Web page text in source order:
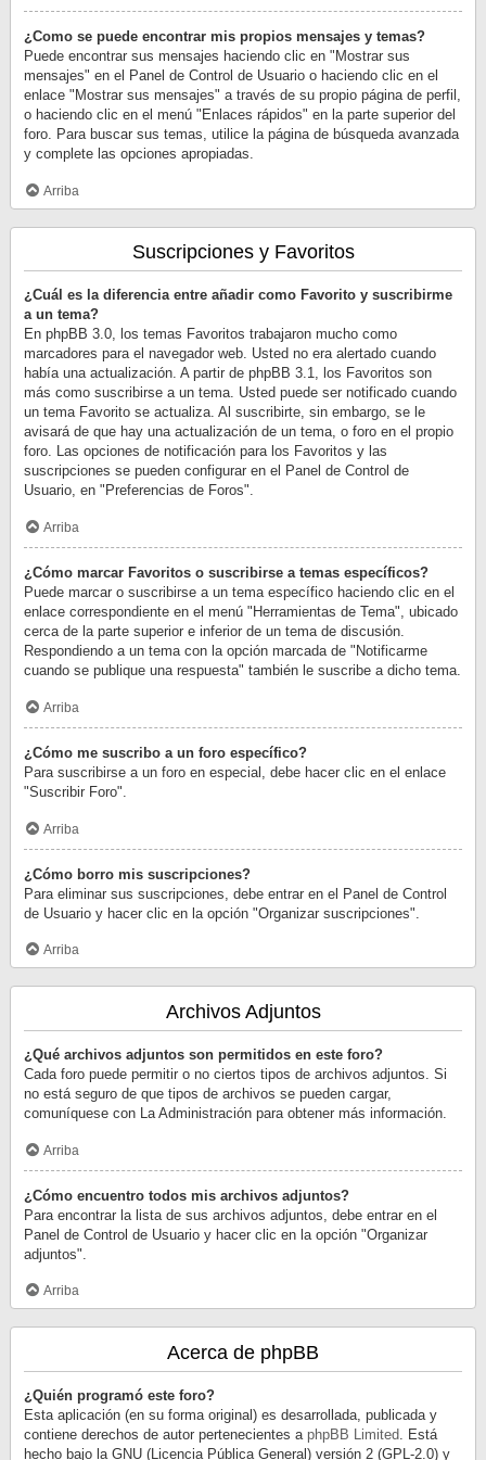
¿Como se puede encontrar mis propios mensajes y temas?
Puede encontrar sus mensajes haciendo clic en "Mostrar sus
mensajes" en el Panel de Control de Usuario o haciendo clic en el
enlace "Mostrar sus mensajes" a través de su propio página de perfil,
o haciendo clic en el menú "Enlaces rápidos" en la parte superior del
foro. Para buscar sus temas, utilice la página de búsqueda avanzada
y complete las opciones apropiadas.
Arriba
Suscripciones y Favoritos
¿Cuál es la diferencia entre añadir como Favorito y suscribirme
a un tema?
En phpBB 3.0, los temas Favoritos trabajaron mucho como
marcadores para el navegador web. Usted no era alertado cuando
había una actualización. A partir de phpBB 3.1, los Favoritos son
más como suscribirse a un tema. Usted puede ser notificado cuando
un tema Favorito se actualiza. Al suscribirte, sin embargo, se le
avisará de que hay una actualización de un tema, o foro en el propio
foro. Las opciones de notificación para los Favoritos y las
suscripciones se pueden configurar en el Panel de Control de
Usuario, en "Preferencias de Foros".
Arriba
¿Cómo marcar Favoritos o suscribirse a temas específicos?
Puede marcar o suscribirse a un tema específico haciendo clic en el
enlace correspondiente en el menú "Herramientas de Tema", ubicado
cerca de la parte superior e inferior de un tema de discusión.
Respondiendo a un tema con la opción marcada de "Notificarme
cuando se publique una respuesta" también le suscribe a dicho tema.
Arriba
¿Cómo me suscribo a un foro específico?
Para suscribirse a un foro en especial, debe hacer clic en el enlace
"Suscribir Foro".
Arriba
¿Cómo borro mis suscripciones?
Para eliminar sus suscripciones, debe entrar en el Panel de Control
de Usuario y hacer clic en la opción "Organizar suscripciones".
Arriba
Archivos Adjuntos
¿Qué archivos adjuntos son permitidos en este foro?
Cada foro puede permitir o no ciertos tipos de archivos adjuntos. Si
no está seguro de que tipos de archivos se pueden cargar,
comuníquese con La Administración para obtener más información.
Arriba
¿Cómo encuentro todos mis archivos adjuntos?
Para encontrar la lista de sus archivos adjuntos, debe entrar en el
Panel de Control de Usuario y hacer clic en la opción "Organizar
adjuntos".
Arriba
Acerca de phpBB
¿Quién programó este foro?
Esta aplicación (en su forma original) es desarrollada, publicada y
contiene derechos de autor pertenecientes a phpBB Limited. Está
hecho bajo la GNU (Licencia Pública General) versión 2 (GPL-2.0) y